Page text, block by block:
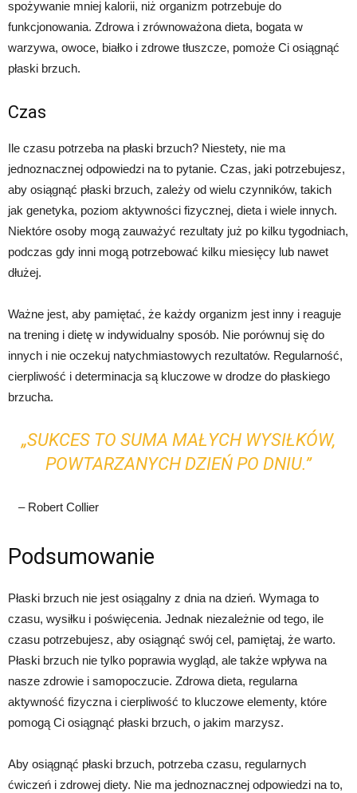
spożywanie mniej kalorii, niż organizm potrzebuje do
funkcjonowania. Zdrowa i zrównoważona dieta, bogata w
warzywa, owoce, białko i zdrowe tłuszcze, pomoże Ci osiągnąć
płaski brzuch.
Czas
Ile czasu potrzeba na płaski brzuch? Niestety, nie ma
jednoznacznej odpowiedzi na to pytanie. Czas, jaki potrzebujesz,
aby osiągnąć płaski brzuch, zależy od wielu czynników, takich
jak genetyka, poziom aktywności fizycznej, dieta i wiele innych.
Niektóre osoby mogą zauważyć rezultaty już po kilku tygodniach,
podczas gdy inni mogą potrzebować kilku miesięcy lub nawet
dłużej.
Ważne jest, aby pamiętać, że każdy organizm jest inny i reaguje
na trening i dietę w indywidualny sposób. Nie porównuj się do
innych i nie oczekuj natychmiastowych rezultatów. Regularność,
cierpliwość i determinacja są kluczowe w drodze do płaskiego
brzucha.
„SUKCES TO SUMA MAŁYCH WYSIŁKÓW,
POWTARZANYCH DZIEŃ PO DNIU.”
– Robert Collier
Podsumowanie
Płaski brzuch nie jest osiągalny z dnia na dzień. Wymaga to
czasu, wysiłku i poświęcenia. Jednak niezależnie od tego, ile
czasu potrzebujesz, aby osiągnąć swój cel, pamiętaj, że warto.
Płaski brzuch nie tylko poprawia wygląd, ale także wpływa na
nasze zdrowie i samopoczucie. Zdrowa dieta, regularna
aktywność fizyczna i cierpliwość to kluczowe elementy, które
pomogą Ci osiągnąć płaski brzuch, o jakim marzysz.
Aby osiągnąć płaski brzuch, potrzeba czasu, regularnych
ćwiczeń i zdrowej diety. Nie ma jednoznacznej odpowiedzi na to,